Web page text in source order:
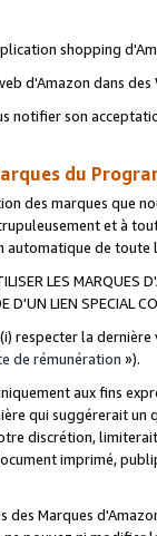
shopping
d'Amazon dans
notifier son
du
des marques que
et à
automatique de
LES MARQUES
D'UN LIEN SPECIAL
respecter la
de rémunération »).
aux fins
qui suggérerait
discrétion,
imprimé,
des Marques